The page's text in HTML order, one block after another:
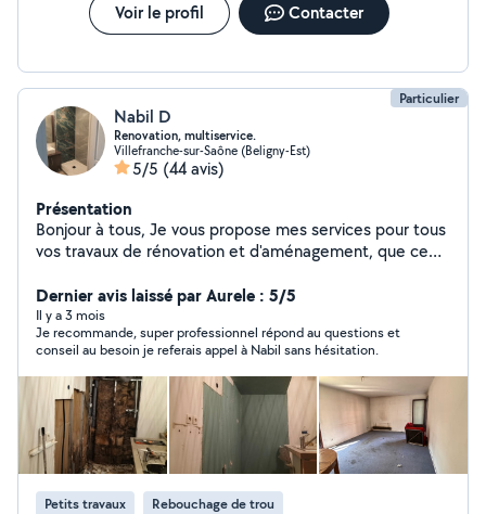
Voir le profil Contacter
Particulier
Nabil D
Renovation, multiservice.
Villefranche-sur-Saône (Beligny-Est)
5/5 (44 avis)
Présentation
Bonjour à tous, Je vous propose mes services pour tous
vos travaux de rénovation et d'aménagement, que ce
spécialisé dans la peinture, la pose de papier peint, de
plaques de plâtre, et de revêtements de sol, afin de
donner une nouvelle vie à vos espaces. Je m'occupe
également de l'installation de cuisines, de meubles, et
bien d'autres prestations sur demande. Pour avoir une
idée de la qualité de mon travail, n'hésitez pas à jeter un
œil aux photos disponibles sur mon profil. Si vous avez
des questions ou souhaitez discuter de vos projets,
contactez-moi directement. Je serai heureux de vous
accompagner dans vos projets !"
Dernier avis laissé par Aurele : 5/5
Il y a 3 mois
Je recommande, super professionnel répond au questions et
conseil au besoin je referais appel à Nabil sans hésitation.
Petits travaux Rebouchage de trou